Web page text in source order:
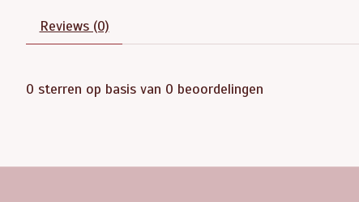
Reviews (0)
0 sterren op basis van 0 beoordelingen